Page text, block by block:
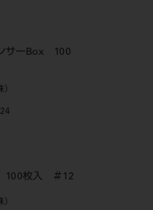
サーBox 100
100枚入 ＃12